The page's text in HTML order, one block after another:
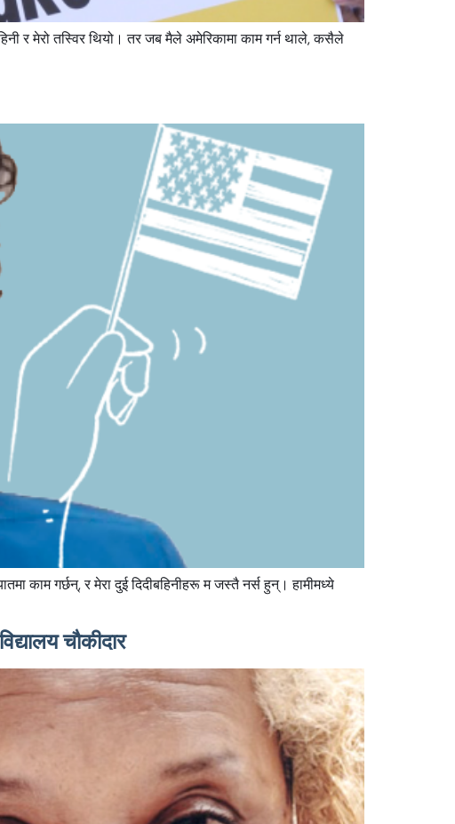
र मेरो तस्विर थियो। तर जब मैले अमेरिकामा काम गर्न थाले, कसैले
काम गर्छन्, र मेरा दुई दिदीबहिनीहरू म जस्तै नर्स हुन्। हामीमध्ये
चौकीदार